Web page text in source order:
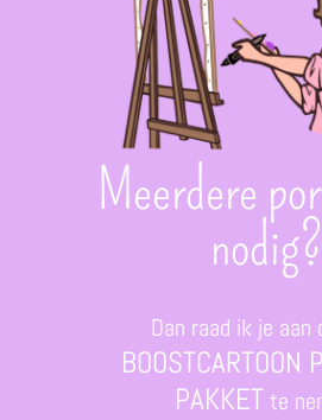
Meerdere
nodig?
Dan raad ik je aan
BOOSTCARTOON
PAKKET te